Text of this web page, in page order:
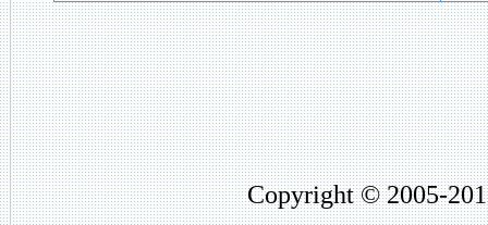
Copyright © 2005-